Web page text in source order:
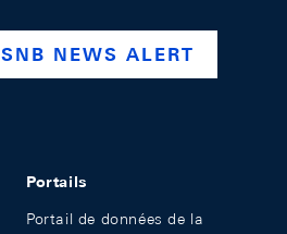
company/swiss-
www.youtube.com/
SNB NEWS ALERT
Portails
Portail de données de la